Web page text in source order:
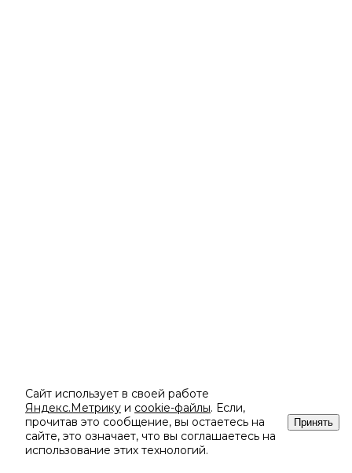
Сайт использует в своей работе
Яндекс.Метрику и cookie-файлы. Если,
прочитав это сообщение, вы остаетесь на
сайте, это означает, что вы соглашаетесь на
использование этих технологий.
Принять